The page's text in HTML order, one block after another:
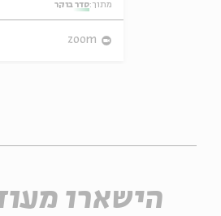
מתוך:סדר בוקר
zoom
הישארו